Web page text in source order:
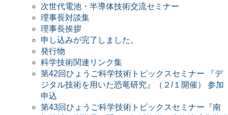
次世代電池・半導体技術交流セミナー
理事長対談集
理事長挨拶
申し込みが完了しました。
発行物
科学技術関連リンク集
第42回ひょうご科学技術トピックスセミナー 『デ
ジタル技術を用いた恐竜研究』（２/１開催） 参加
申込
第43回ひょうご科学技術トピックスセミナー『南